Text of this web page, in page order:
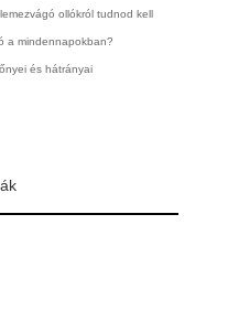
ollókról tudnod kell
a mindennapokban?
és hátrányai